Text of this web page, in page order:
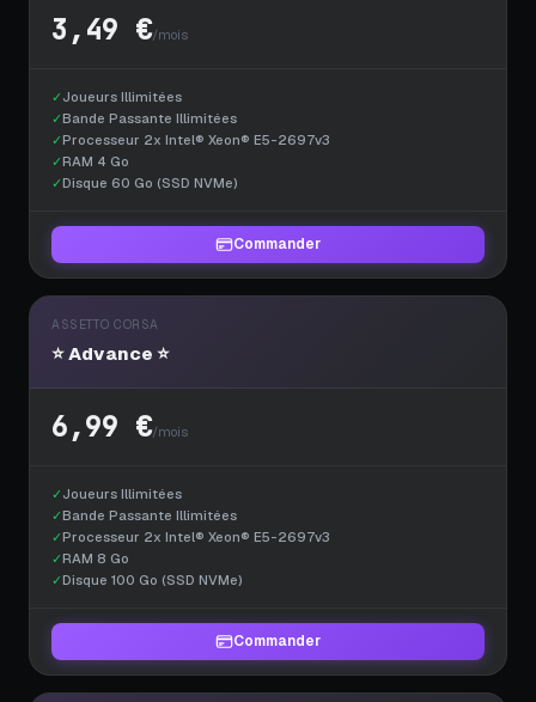
3,49 €/mois
✓ Joueurs Illimitées
✓Bande Passante Illimitées
✓Processeur 2x Intel® Xeon® E5-2697v3
✓RAM 4 Go
✓Disque 60 Go (SSD NVMe)
Commander
ASSETTO CORSA
⭐ Advance ⭐
6,99 €/mois
✓ Joueurs Illimitées
✓Bande Passante Illimitées
✓Processeur 2x Intel® Xeon® E5-2697v3
✓RAM 8 Go
✓Disque 100 Go (SSD NVMe)
Commander